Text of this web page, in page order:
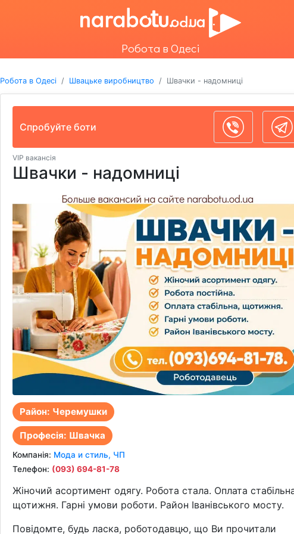
Робота в Одесі
Робота в Одесі Швацьке виробництво Швачки - надомниці
Спробуйте боти
VIP вакансія
Швачки - надомниці
Район: Черемушки
Професія: Швачка
Компанiя: Мода и стиль, ЧП
Телефон: (093) 694-81-78
Жіночий асортимент одягу. Робота стала. Оплата
щотижня. Гарні умови роботи. Район Іванівського мосту.
Повідомте, будь ласка, роботодавцю, що Ви прочитали